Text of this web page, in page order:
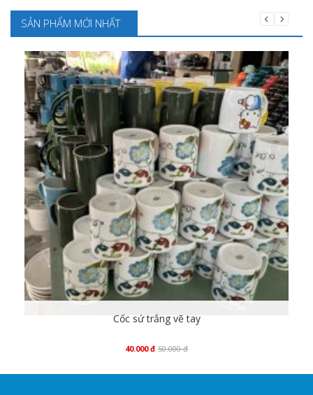
SẢN PHẨM MỚI NHẤT
Cốc sứ trắng vẽ tay
40.000đ 50.000đ
Mua hàng